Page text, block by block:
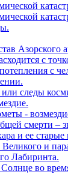
Азорского
с
с
следы
-
смерти –
и ее старые
и
Лабиринта.
во